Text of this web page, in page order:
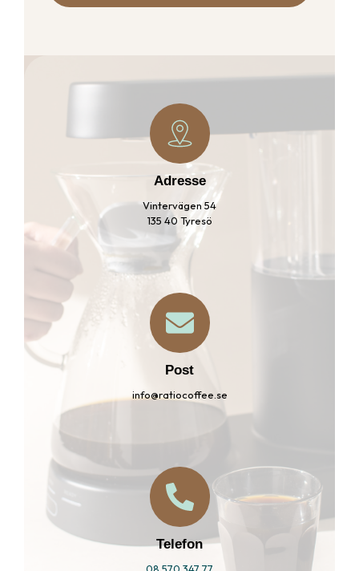
Adresse
Vintervägen 54
135 40 Tyresö
Post
info@ratiocoffee.se
Telefon